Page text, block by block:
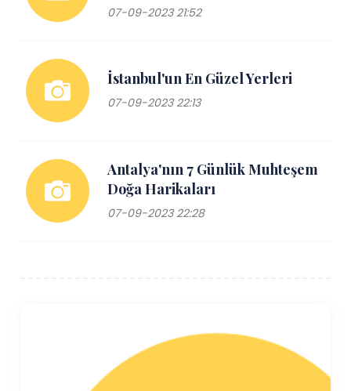
07-09-2023 21:52
İstanbul'un En Güzel Yerleri
07-09-2023 22:13
Antalya'nın 7 Günlük Muhteşem
Doğa Harikaları
07-09-2023 22:28